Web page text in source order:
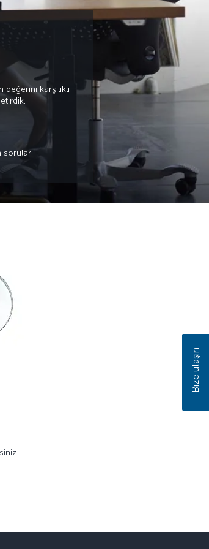
karşılıklı
sorular
Bize ulaşın